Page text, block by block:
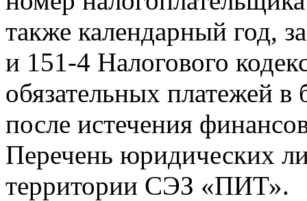
также календарный год,
и 151-4 Налогового
обязательных платежей в
после истечения
Перечень юридических
территории СЭЗ «ПИТ».